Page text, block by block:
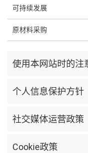
可持续发展
原材料采购
使用本网站时的注
个人信息保护方针
社交媒体运营政策
Cookie政策